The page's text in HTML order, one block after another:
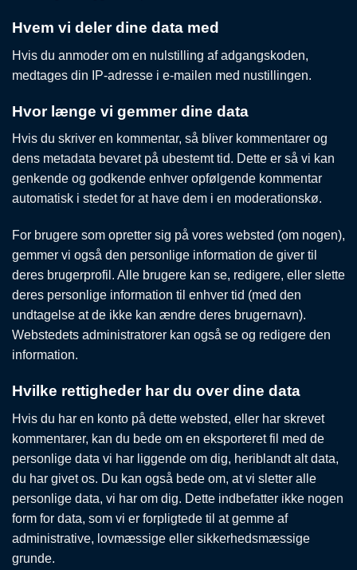
Hvem vi deler dine data med
Hvis du anmoder om en nulstilling af adgangskoden,
medtages din IP-adresse i e-mailen med nustillingen.
Hvor længe vi gemmer dine data
Hvis du skriver en kommentar, så bliver kommentarer og
dens metadata bevaret på ubestemt tid. Dette er så vi kan
genkende og godkende enhver opfølgende kommentar
automatisk i stedet for at have dem i en moderationskø.
For brugere som opretter sig på vores websted (om nogen),
gemmer vi også den personlige information de giver til
deres brugerprofil. Alle brugere kan se, redigere, eller slette
deres personlige information til enhver tid (med den
undtagelse at de ikke kan ændre deres brugernavn).
Webstedets administratorer kan også se og redigere den
information.
Hvilke rettigheder har du over dine data
Hvis du har en konto på dette websted, eller har skrevet
kommentarer, kan du bede om en eksporteret fil med de
personlige data vi har liggende om dig, heriblandt alt data,
du har givet os. Du kan også bede om, at vi sletter alle
personlige data, vi har om dig. Dette indbefatter ikke nogen
form for data, som vi er forpligtede til at gemme af
administrative, lovmæssige eller sikkerhedsmæssige
grunde.